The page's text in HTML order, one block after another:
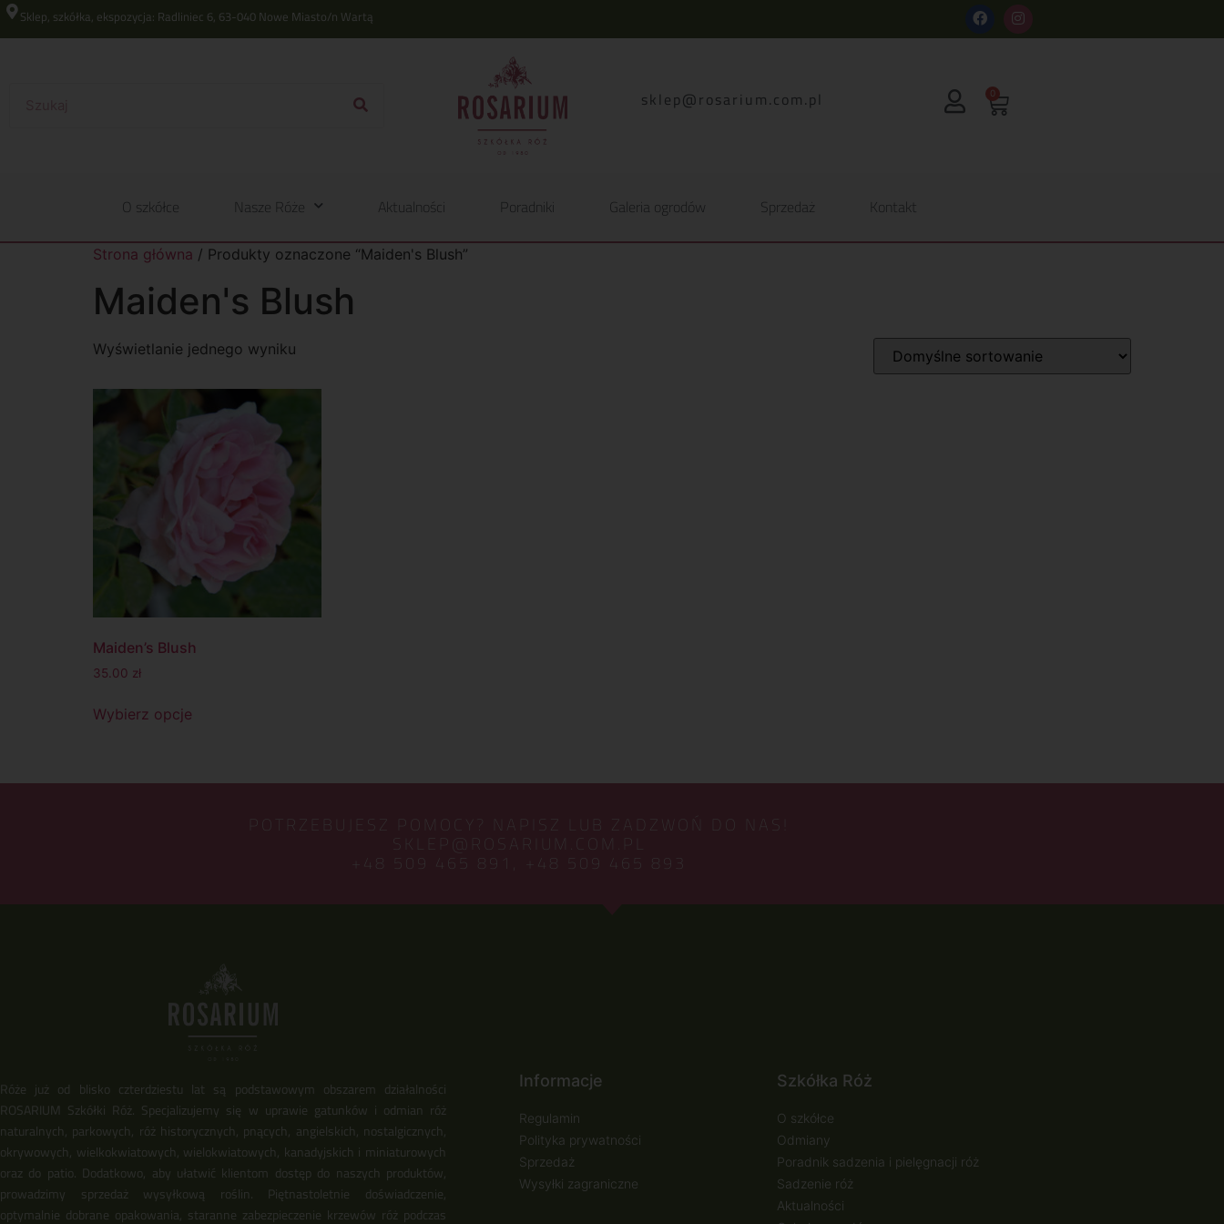
Sklep, szkółka, ekspozycja: Radliniec 6, 63-040 Nowe Miasto/n Wartą
lp.moc.muirasor@pelks 0
O szkółce Nasze Róże Aktualności Poradniki Galeria ogrodów Sprzedaż Kontakt
Strona główna / Produkty oznaczone “Maiden's Blush”
Maiden's Blush
Wyświetlanie jednego wyniku
Maiden’s Blush
35.00 zł
Wybierz opcje
POTRZEBUJESZ POMOCY? NAPISZ LUB ZADZWOŃ DO NAS!
SKLEP@ROSARIUM.COM.PL
+48 509 465 891, +48 509 465 893
Róże już od blisko czterdziestu lat są podstawowym obszarem działalności
ROSARIUM Szkółki Róż. Specjalizujemy się w uprawie gatunków i odmian róż
naturalnych, parkowych, róż historycznych, pnących, angielskich, nostalgicznych,
okrywowych, wielkokwiatowych, wielokwiatowych, kanadyjskich i miniaturowych
oraz do patio. Dodatkowo, aby ułatwić klientom dostęp do naszych produktów,
prowadzimy sprzedaż wysyłkową roślin. Piętnastoletnie doświadczenie,
optymalnie dobrane opakowania, staranne zabezpieczenie krzewów róż podczas
Informacje
Regulamin
Polityka prywatności
Sprzedaż
Wysyłki zagraniczne
Szkółka Róż
O szkółce
Odmiany
Poradnik sadzenia i pielęgnacji róż
Sadzenie róż
Aktualności